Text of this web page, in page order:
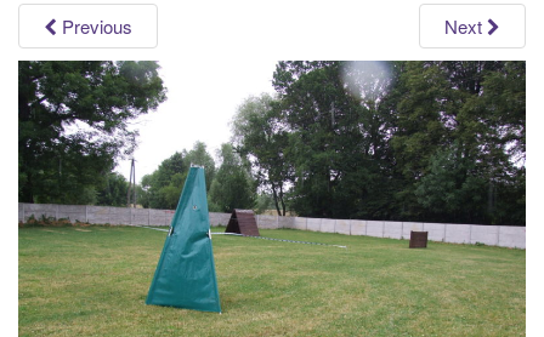
v
i
g
a
t
i
o
n
Previous Next